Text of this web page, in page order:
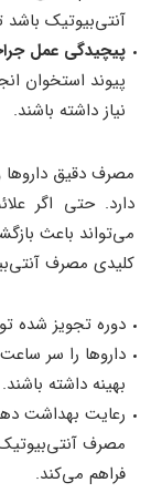
آنتی‌بیوتیک باشد
پیچیدگی عمل
پیوند استخوان
نیاز داشته باشند.
مصرف دقیق داروها
دارد. حتی اگر
می‌تواند باعث
کلیدی مصرف
دوره تجویز شده
داروها را سر
بهینه داشته باشند.
رعایت بهداشت
مصرف
فراهم می‌کند.